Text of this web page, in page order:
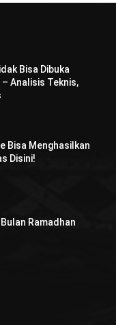
Bisa Dibuka
– Analisis Teknis,
Bisa Menghasilkan
Disini!
Ramadhan